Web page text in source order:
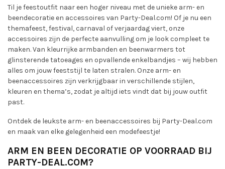
Til je feestoutfit naar een hoger niveau met de unieke arm- en
beendecoratie en accessoires van Party-Deal.com! Of je nu een
themafeest, festival, carnaval of verjaardag viert, onze
accessoires zijn de perfecte aanvulling om je look compleet te
maken. Van kleurrijke armbanden en beenwarmers tot
glinsterende tatoeages en opvallende enkelbandjes – wij hebben
alles om jouw feeststijl te laten stralen. Onze arm- en
beenaccessoires zijn verkrijgbaar in verschillende stijlen,
kleuren en thema’s, zodat je altijd iets vindt dat bij jouw outfit
past.
Ontdek de leukste arm- en beenaccessoires bij Party-Deal.com
en maak van elke gelegenheid een modefeestje!
ARM EN BEEN DECORATIE OP VOORRAAD BIJ
PARTY-DEAL.COM?